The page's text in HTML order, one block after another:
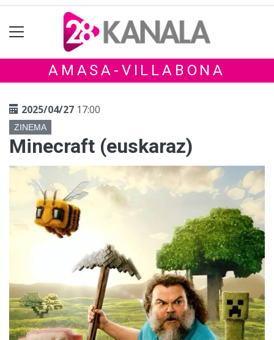
AMASA-VILLABONA
2025/04/27 17:00
ZINEMA
Minecraft (euskaraz)